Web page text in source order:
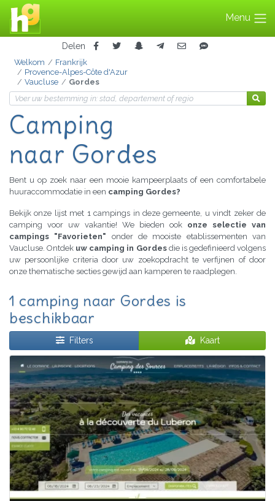
Menu
Delen
Welkom
Frankrijk
Provence-Alpes-Côte d'Azur
Vaucluse
Gordes
Camping
naar Gordes
Bent u op zoek naar een mooie kampeerplaats of een comfortabele
huuraccommodatie in een camping Gordes?
Bekijk onze lijst met 1 campings in deze gemeente, u vindt zeker de
camping voor uw vakantie! We bieden ook onze selectie van
campings "Favorieten" onder de mooiste etablissementen van
Vaucluse. Ontdek uw camping in Gordesdie is gedefinieerd volgens
uw persoonlijke criteria door uw zoekopdracht te verfijnen of door
onze thematische secties gewijd aan kamperen te raadplegen.
1 camping naar Gordes is
beschikbaar
Filters Kaart